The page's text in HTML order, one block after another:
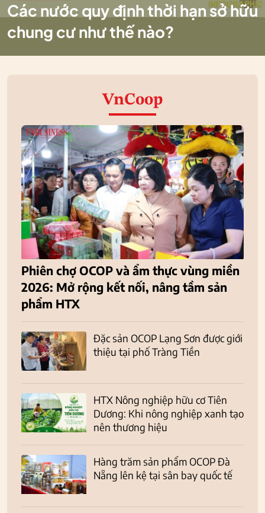
Các nước quy định thời hạn sở hữu
chung cư như thế nào?
VnCoop
Phiên chợ OCOP và ẩm thực vùng miền
2026: Mở rộng kết nối, nâng tầm sản
phẩm HTX
Đặc sản OCOP Lạng Sơn được giới
thiệu tại phố Tràng Tiền
HTX Nông nghiệp hữu cơ Tiên
Dương: Khi nông nghiệp xanh tạo
nên thương hiệu
Hàng trăm sản phẩm OCOP Đà
Nẵng lên kệ tại sân bay quốc tế